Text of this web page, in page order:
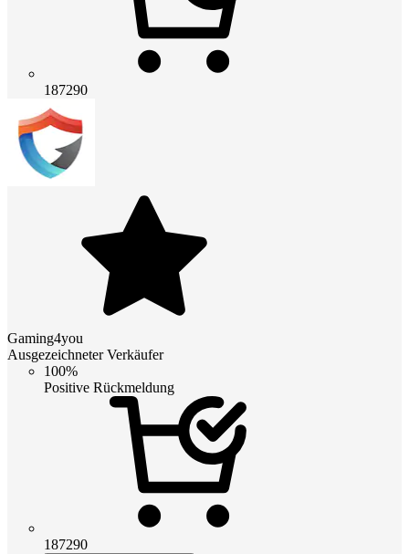
187290
Gaming4you
Ausgezeichneter Verkäufer
100%
Positive Rückmeldung
187290